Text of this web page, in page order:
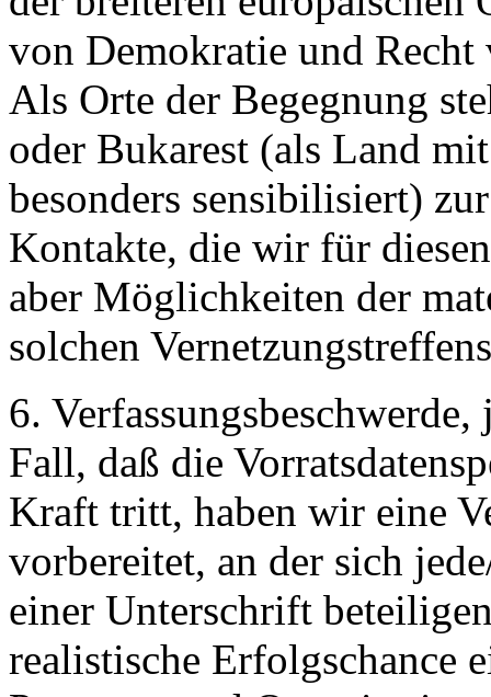
von Demokratie und
Als Orte der Begegnung
oder Bukarest (als Land
besonders sensibilisiert)
Kontakte, die wir für
aber Möglichkeiten der
solchen
6.
Fall, daß die
Kraft tritt, haben wir eine
vorbereitet, an der sich
einer Unterschrift
realistische Erfolgschance